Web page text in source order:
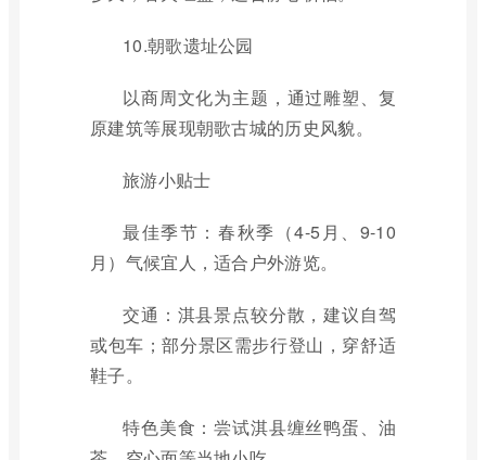
10.朝歌遗址公园
以商周文化为主题，通过雕塑、复
原建筑等展现朝歌古城的历史风貌。
旅游小贴士
最佳季节：春秋季（4-5月、9-10
月）气候宜人，适合户外游览。
交通：淇县景点较分散，建议自驾
或包车；部分景区需步行登山，穿舒适
鞋子。
特色美食：尝试淇县缠丝鸭蛋、油